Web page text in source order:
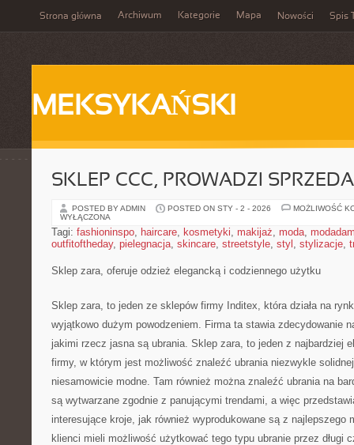
Strona główna Archiwum Kategorie Mapa Nowości Spis
MEKSYKAŃSKI
SKLEP CCC, PROWADZI
POSTED BY ADMIN POSTED ON STY - 2 - 2026
MOŻLIWOŚĆ
WYŁĄCZONA
Tagi: fashioninspo, haircare, kosmetyki, makijaż, moda,
outfitoftheday, pielegnacja, skincare, streetstyle, styl , stylizacje,
Sklep zara, oferuje odzież elegancką i codziennego użytku
Sklep zara, to jeden ze sklepów firmy Inditex, która działa na
wyjątkowo dużym powodzeniem. Firma ta stawia zdecydowanie
jakimi rzecz jasna są ubrania. Sklep zara, to jeden z najbardziej
firmy, w którym jest możliwość znaleźć ubrania niezwykle
niesamowicie modne. Tam również można znaleźć ubrania na
są wytwarzane zgodnie z panującymi trendami, a więc
interesujące kroje, jak również wyprodukowane są z najlepszego
klienci mieli możliwość użytkować tego typu ubranie przez długi